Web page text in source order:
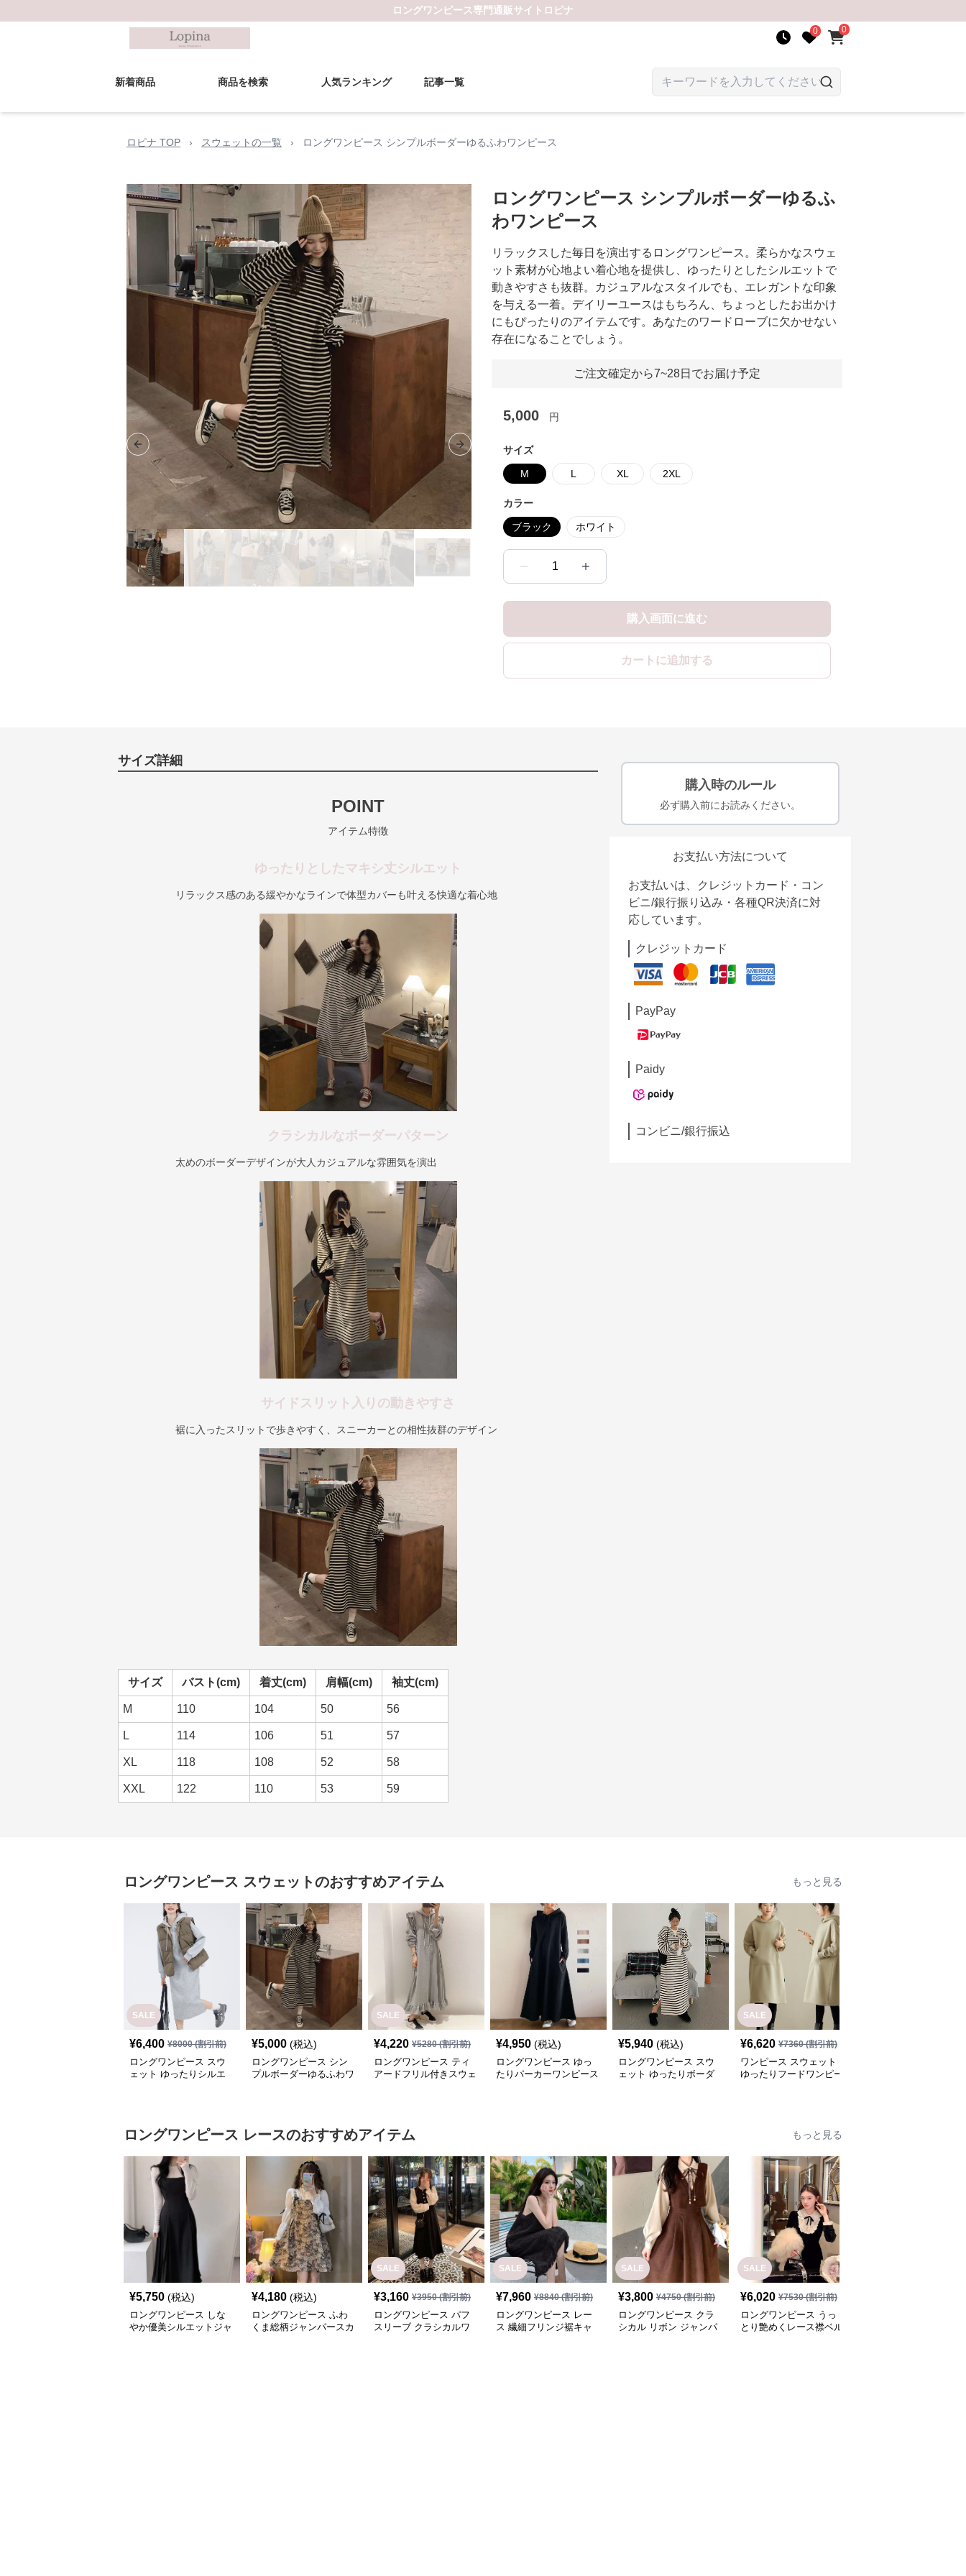
ロングワンピース専門通販サイト ロピナ
0 0
新着商品 商品を検索 人気ランキング 記事一覧
ロピナ TOP › スウェットの一覧 › ロングワンピース シンプルボーダーゆるふわワンピース
Previous slide Next slide
ロングワンピース シンプルボーダーゆるふ
わワンピース
リラックスした毎日を演出するロングワンピース。柔らかなスウェ
ット素材が心地よい着心地を提供し、ゆったりとしたシルエットで
動きやすさも抜群。カジュアルなスタイルでも、エレガントな印象
を与える一着。デイリーユースはもちろん、ちょっとしたお出かけ
にもぴったりのアイテムです。あなたのワードローブに欠かせない
存在になることでしょう。
ご注文確定から7~28日でお届け予定
5,000 円
サイズ
M L XL 2XL
カラー
ブラック ホワイト
1
購入画面に進む
カートに追加する
サイズ詳細
POINT
アイテム特徴
ゆったりとしたマキシ丈シルエット
リラックス感のある緩やかなラインで体型カバーも叶える快適な着心地
クラシカルなボーダーパターン
太めのボーダーデザインが大人カジュアルな雰囲気を演出
サイドスリット入りの動きやすさ
裾に入ったスリットで歩きやすく、スニーカーとの相性抜群のデザイン
サイズ バスト(cm) 着丈(cm) 肩幅(cm) 袖丈(cm)
M 110 104 50 56
L 114 106 51 57
XL 118 108 52 58
XXL 122 110 53 59
購入時のルール
必ず購入前にお読みください。
お支払い方法について
お支払いは、クレジットカード・コン
ビニ/銀行振り込み・各種QR決済に対
応しています。
クレジットカード
PayPay
Paidy
コンビニ/銀行振込
ロングワンピース スウェットのおすすめアイテム もっと見る
SALE
¥6,400 ¥8000(割引前)
ロングワンピース スウ
ェット ゆったりシルエ
¥5,000 (税込)
ロングワンピース シン
プルボーダーゆるふわワ
SALE
¥4,220 ¥5280(割引前)
ロングワンピース ティ
アードフリル付きスウェ
¥4,950 (税込)
ロングワンピース ゆっ
たりパーカーワンピース
¥5,940 (税込)
ロングワンピース スウ
ェット ゆったりボーダ
SALE
¥6,620 ¥7360(割引前)
ワンピース スウェット
ゆったりフードワンピー
ロングワンピース レースのおすすめアイテム もっと見る
¥5,750 (税込)
ロングワンピース しな
やか優美シルエットジャ
¥4,180 (税込)
ロングワンピース ふわ
くま総柄ジャンパースカ
SALE
¥3,160 ¥3950(割引前)
ロングワンピース パフ
スリーブ クラシカルワ
SALE
¥7,960 ¥8840(割引前)
ロングワンピース レー
ス 繊細フリンジ裾キャ
SALE
¥3,800 ¥4750(割引前)
ロングワンピース クラ
シカル リボン ジャンパ
SALE
¥6,020 ¥7530(割引前)
ロングワンピース うっ
とり艶めくレース襟ベル